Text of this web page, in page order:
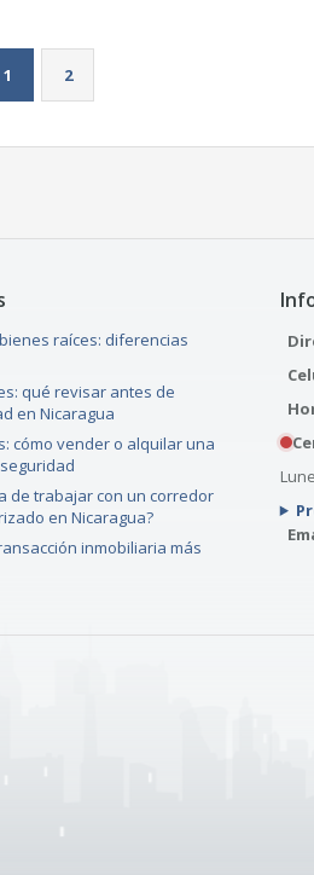
1 2
raíces: diferencias
qué revisar antes de
en Nicaragua
cómo vender o alquilar una
de trabajar con un corredor
en Nicaragua?
inmobiliaria más